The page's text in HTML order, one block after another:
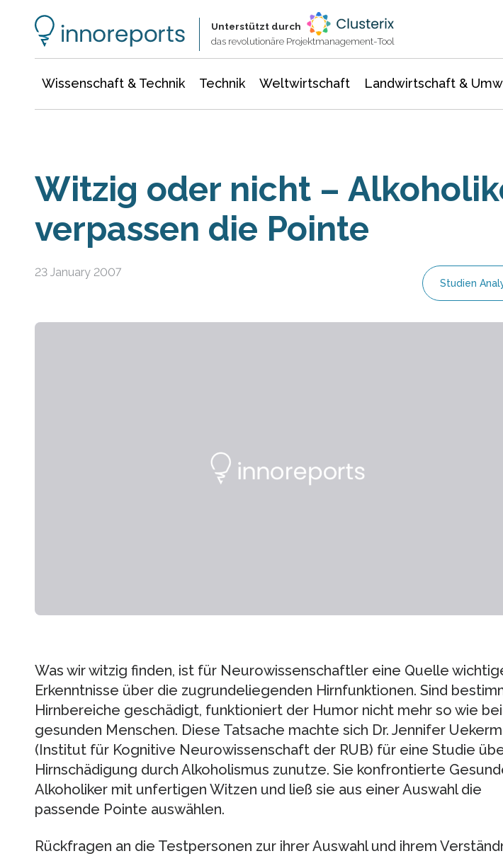
Unterstützt durch
das revolutionäre Projektmanagement-Tool
Wissenschaft & Technik Technik Weltwirtschaft Landwirtschaft &
Witzig oder nicht –
verpassen die Pointe
23 January 2007
Studien
Was wir witzig finden, ist für Neurowissenschaftler eine Quelle
Erkenntnisse über die zugrundeliegenden Hirnfunktionen. Sind
Hirnbereiche geschädigt, funktioniert der Humor nicht mehr so wie bei
gesunden Menschen. Diese Tatsache machte sich Dr. Jennifer
(Institut für Kognitive Neurowissenschaft der RUB) für eine Studie
Hirnschädigung durch Alkoholismus zunutze. Sie konfrontierte
Alkoholiker mit unfertigen Witzen und ließ sie aus einer Auswahl die
passende Pointe auswählen.
Rückfragen an die Testpersonen zur ihrer Auswahl und ihrem